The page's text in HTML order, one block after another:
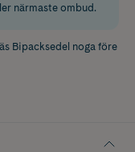
närmaste ombud.
Bipacksedel noga före